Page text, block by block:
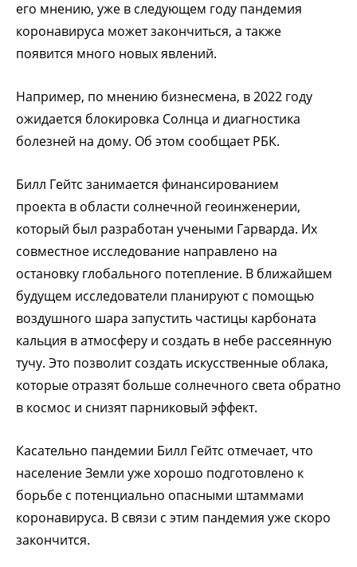
его мнению, уже в следующем году пандемия
коронавируса может закончиться, а также
появится много новых явлений.
Например, по мнению бизнесмена, в 2022 году
ожидается блокировка Солнца и диагностика
болезней на дому. Об этом сообщает РБК.
Билл Гейтс занимается финансированием
проекта в области солнечной геоинженерии,
который был разработан учеными Гарварда. Их
совместное исследование направлено на
остановку глобального потепление. В ближайшем
будущем исследователи планируют с помощью
воздушного шара запустить частицы карбоната
кальция в атмосферу и создать в небе рассеянную
тучу. Это позволит создать искусственные облака,
которые отразят больше солнечного света обратно
в космос и снизят парниковый эффект.
Касательно пандемии Билл Гейтс отмечает, что
население Земли уже хорошо подготовлено к
борьбе с потенциально опасными штаммами
коронавируса. В связи с этим пандемия уже скоро
закончится.